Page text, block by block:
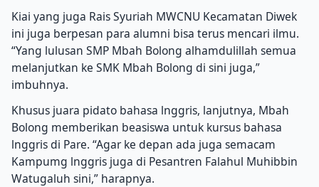
Kiai yang juga Rais Syuriah MWCNU Kecamatan Diwek
ini juga berpesan para alumni bisa terus mencari ilmu.
“Yang lulusan SMP Mbah Bolong alhamdulillah semua
melanjutkan ke SMK Mbah Bolong di sini juga,”
imbuhnya.
Khusus juara pidato bahasa lnggris, lanjutnya, Mbah
Bolong memberikan beasiswa untuk kursus bahasa
lnggris di Pare. “Agar ke depan ada juga semacam
Kampumg lnggris juga di Pesantren Falahul Muhibbin
Watugaluh sini,” harapnya.